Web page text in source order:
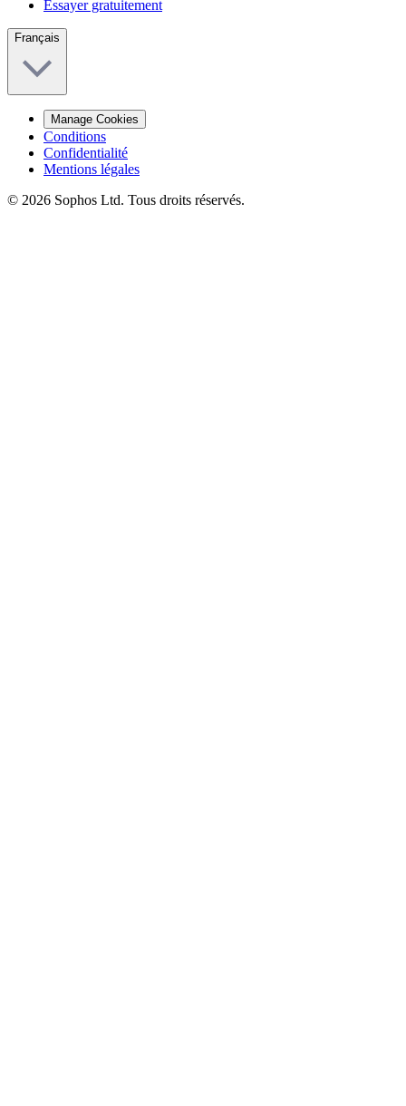
Essayer gratuitement
Français
Manage Cookies
Conditions
Confidentialité
Mentions légales
© 2026 Sophos Ltd. Tous droits réservés.